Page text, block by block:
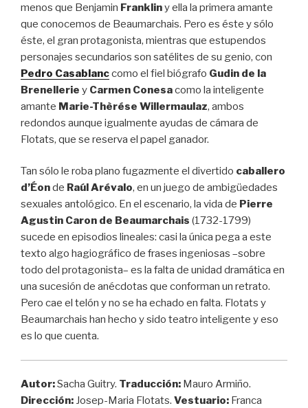
menos que Benjamin Frankliny ella la primera amante
que conocemos de Beaumarchais. Pero es éste y sólo
éste, el gran protagonista, mientras que estupendos
personajes secundarios son satélites de su genio, con
Pedro Casablanccomo el fiel biógrafo Gudin de la
Brenellerie y Carmen Conesacomo la inteligente
amante Marie-Thèrése Willermaulaz, ambos
redondos aunque igualmente ayudas de cámara de
Flotats, que se reserva el papel ganador.
Tan sólo le roba plano fugazmente el divertido caballero
d’Éonde Raúl Arévalo, en un juego de ambigüedades
sexuales antológico. En el escenario, la vida de Pierre
Agustin Caron de Beaumarchais (1732-1799)
sucede en episodios lineales: casi la única pega a este
texto algo hagiográfico de frases ingeniosas –sobre
todo del protagonista– es la falta de unidad dramática en
una sucesión de anécdotas que conforman un retrato.
Pero cae el telón y no se ha echado en falta. Flotats y
Beaumarchais han hecho y sido teatro inteligente y eso
es lo que cuenta.
Autor:Sacha Guitry. Traducción: Mauro Armiño.
Dirección: Josep-Maria Flotats. Vestuario: Franca